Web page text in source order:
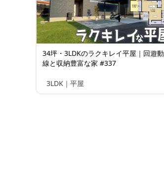
34坪・3LDKのラクキレイ平屋｜回遊動
線と収納豊富な家 #337
3LDK｜平屋